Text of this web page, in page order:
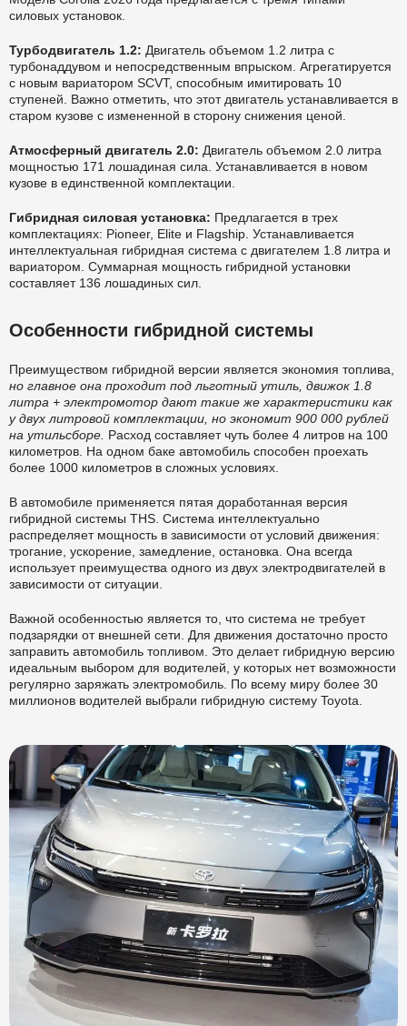
силовых установок.
Турбодвигатель 1.2: Двигатель объемом 1.2 литра с
турбонаддувом и непосредственным впрыском. Агрегатируется
с новым вариатором SCVT, способным имитировать 10
ступеней. Важно отметить, что этот двигатель устанавливается в
старом кузове с измененной в сторону снижения ценой.
Атмосферный двигатель 2.0: Двигатель объемом 2.0 литра
мощностью 171 лошадиная сила. Устанавливается в новом
кузове в единственной комплектации.
Гибридная силовая установка: Предлагается в трех
комплектациях: Pioneer, Elite и Flagship. Устанавливается
интеллектуальная гибридная система с двигателем 1.8 литра и
вариатором. Суммарная мощность гибридной установки
составляет 136 лошадиных сил.
Особенности гибридной системы
Преимуществом гибридной версии является экономия топлива,
но главное она проходит под льготный утиль, движок 1.8
литра + электромотор дают такие же характеристики как
у двух литровой комплектации, но экономит 900 000 рублей
на утильсборе. Расход составляет чуть более 4 литров на 100
километров. На одном баке автомобиль способен проехать
более 1000 километров в сложных условиях.
В автомобиле применяется пятая доработанная версия
гибридной системы THS. Система интеллектуально
распределяет мощность в зависимости от условий движения:
трогание, ускорение, замедление, остановка. Она всегда
использует преимущества одного из двух электродвигателей в
зависимости от ситуации.
Важной особенностью является то, что система не требует
подзарядки от внешней сети. Для движения достаточно просто
заправить автомобиль топливом. Это делает гибридную версию
идеальным выбором для водителей, у которых нет возможности
регулярно заряжать электромобиль. По всему миру более 30
миллионов водителей выбрали гибридную систему Toyota.